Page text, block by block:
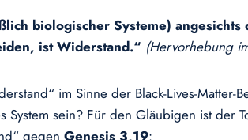
biologischer Systeme)
ist Widerstand.“ (Hervorhebung
im Sinne der Black-Lives-
sein? Für den Gläubigen ist der
gegen Genesis 3,19: